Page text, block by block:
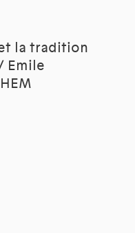
la tradition
Emile